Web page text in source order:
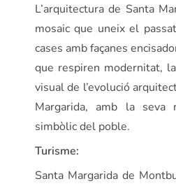
L’arquitectura de Santa
mosaic que uneix el
cases amb façanes
que respiren modernitat,
visual de l’evolució
Margarida, amb la
simbòlic del poble.
Turisme:
Santa Margarida de